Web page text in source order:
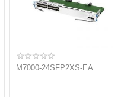
M7000-24SFP2XS-EA